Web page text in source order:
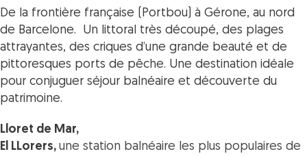
De la frontière française (Portbou) à Gérone, au nord
de Barcelone. Un littoral très découpé, des plages
attrayantes, des criques d’une grande beauté et de
pittoresques ports de pêche. Une destination idéale
pour conjuguer séjour balnéaire et découverte du
patrimoine.
Lloret de Mar,
El LLorers, une station balnéaire les plus populaires de